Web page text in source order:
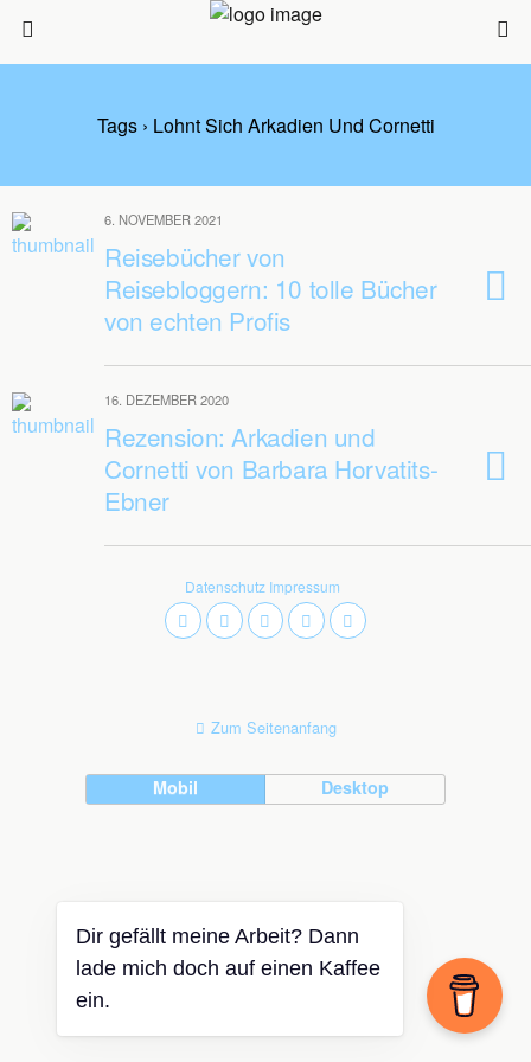
Tags › Lohnt Sich Arkadien Und Cornetti
6. NOVEMBER 2021
Reisebücher von
Reisebloggern: 10 tolle Bücher
von echten Profis
16. DEZEMBER 2020
Rezension: Arkadien und
Cornetti von Barbara Horvatits-
Ebner
Datenschutz Impressum
Zum Seitenanfang
Mobil Desktop
Dir gefällt meine Arbeit? Dann
lade mich doch auf einen Kaffee
ein.